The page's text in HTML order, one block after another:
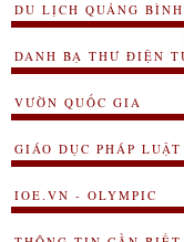
DU LỊCH QUẢNG BÌNH
DANH BẠ THƯ ĐIỆN
VƯỜN QUỐC GIA
GIÁO DỤC PHÁP LUẬT
IOE.VN - OLYMPIC